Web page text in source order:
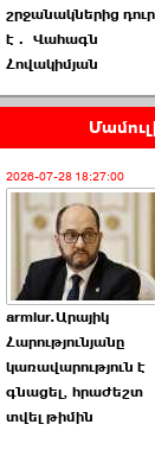
շրջանակներից
է․ Վահագն
Հովակիմյան
2026-07-28 18:27:00
armlur.Արայիկ
Հարությունյանը
կառավարություն է
գնացել, հրաժեշտ
տվել թիմին